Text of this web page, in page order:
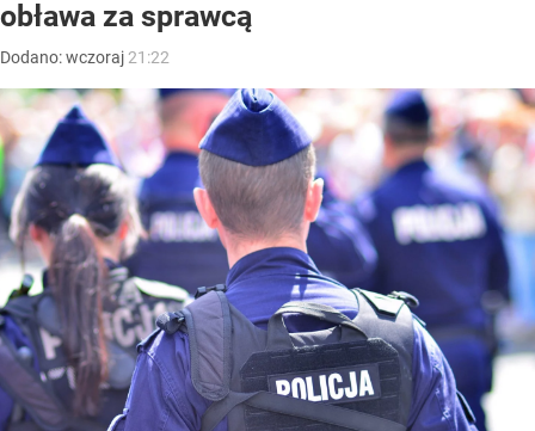
obława za sprawcą
Dodano:wczoraj 21:22